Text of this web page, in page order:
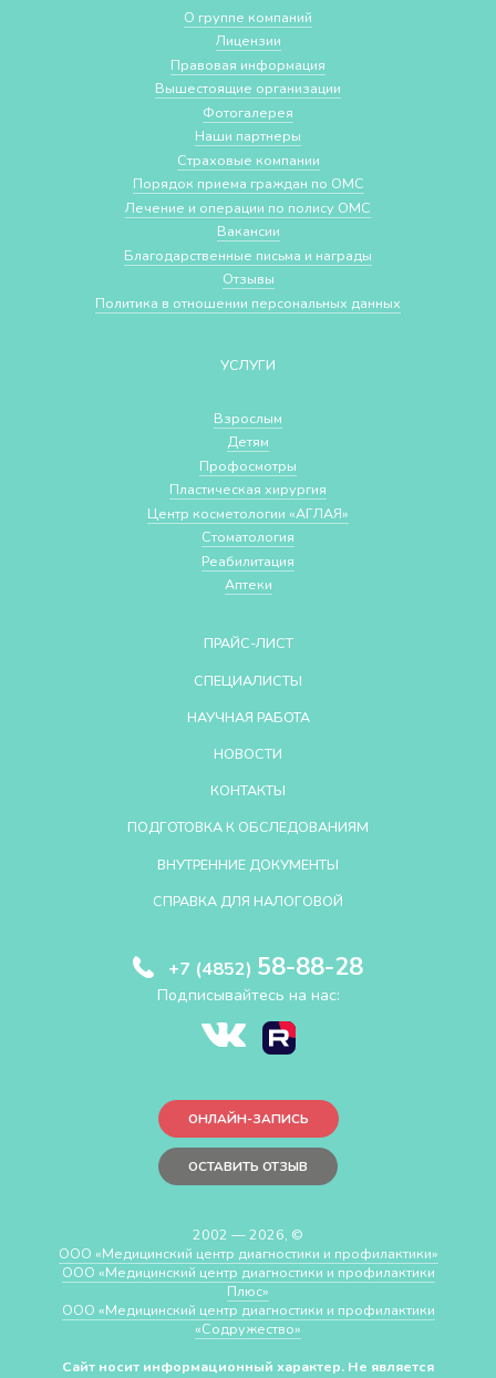
О группе компаний
Лицензии
Правовая информация
Вышестоящие организации
Фотогалерея
Наши партнеры
Страховые компании
Порядок приема граждан по ОМС
Лечение и операции по полису ОМС
Вакансии
Благодарственные письма и награды
Отзывы
Политика в отношении персональных данных
УСЛУГИ
Взрослым
Детям
Профосмотры
Пластическая хирургия
Центр косметологии «АГЛАЯ»
Стоматология
Реабилитация
Аптеки
ПРАЙС-ЛИСТ
СПЕЦИАЛИСТЫ
НАУЧНАЯ РАБОТА
НОВОСТИ
КОНТАКТЫ
ПОДГОТОВКА К ОБСЛЕДОВАНИЯМ
ВНУТРЕННИЕ ДОКУМЕНТЫ
СПРАВКА ДЛЯ НАЛОГОВОЙ
+7 (4852) 58-88-28
Подписывайтесь на нас:
ОНЛАЙН-ЗАПИСЬ
ОСТАВИТЬ ОТЗЫВ
2002 — 2026, ©
ООО «Медицинский центр диагностики и профилактики»
ООО «Медицинский центр диагностики и профилактики
Плюс»
ООО «Медицинский центр диагностики и профилактики
«Cодружество»
Сайт носит информационный характер. Не является